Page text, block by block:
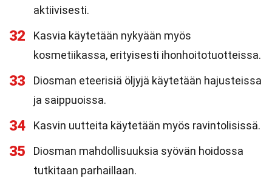
aktiivisesti.
32
Kasvia käytetään nykyään myös
kosmetiikassa, erityisesti ihonhoitotuotteissa.
33
Diosman eteerisiä öljyjä käytetään hajusteissa
ja saippuoissa.
34 Kasvin uutteita käytetään myös ravintolisissä.
35
Diosman mahdollisuuksia syövän hoidossa
tutkitaan parhaillaan.